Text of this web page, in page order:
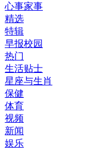
心事家事
精选
特辑
早报校园
热门
生活贴士
星座与生肖
保健
体育
视频
新闻
娱乐